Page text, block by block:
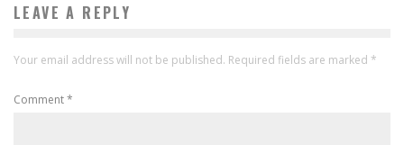
LEAVE A REPLY
Your email address will not be published. Required fields are marked *
Comment*